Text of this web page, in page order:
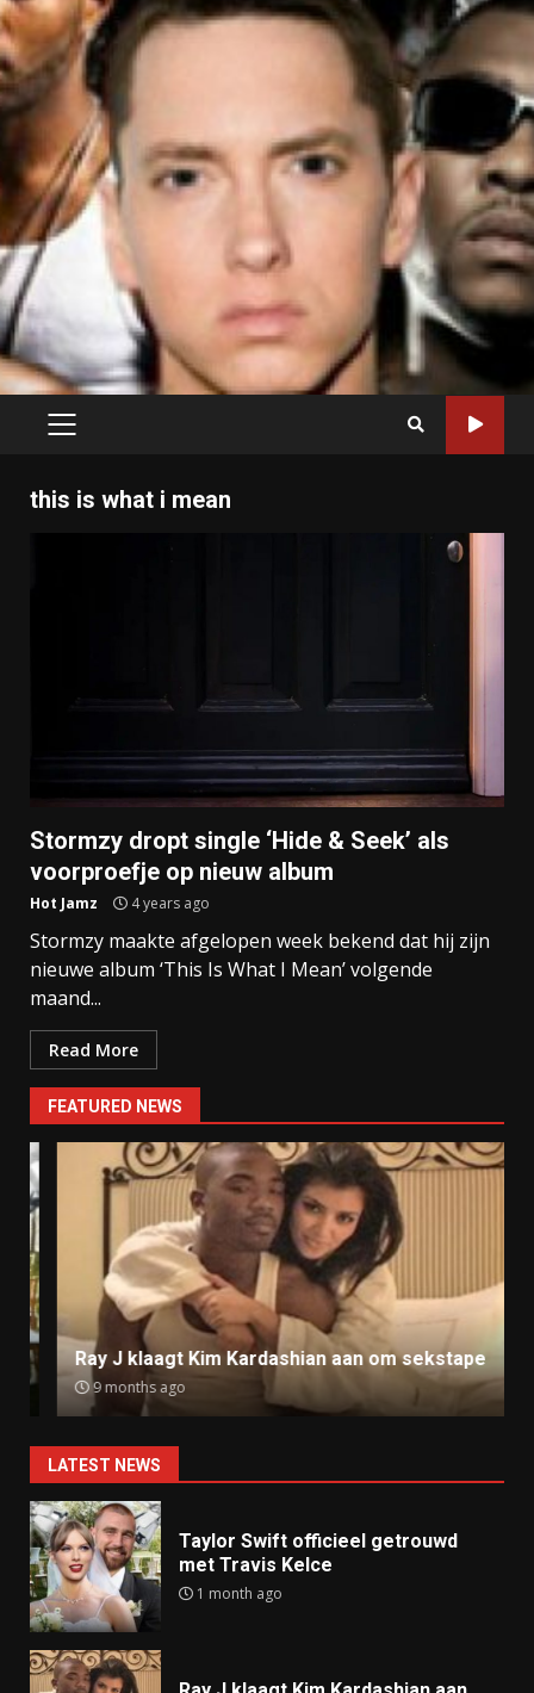
PRIMARY
this is what i mean
Stormzy dropt single ‘Hide & Seek’ als
voorproefje op nieuw album
Hot Jamz 4 years ago
Stormzy maakte afgelopen week bekend dat hij zijn
nieuwe album ‘This Is What I Mean’ volgende
maand...
Read More
FEATURED NEWS
Ray J klaagt Kim Kardashian aan om sekstape
9 months ago
LATEST NEWS
Taylor Swift officieel getrouwd
met Travis Kelce
1 month ago